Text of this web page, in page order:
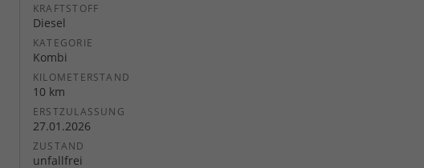
KRAFTSTOFF
Diesel
KATEGORIE
Kombi
KILOMETERSTAND
10 km
ERSTZULASSUNG
27.01.2026
ZUSTAND
unfallfrei